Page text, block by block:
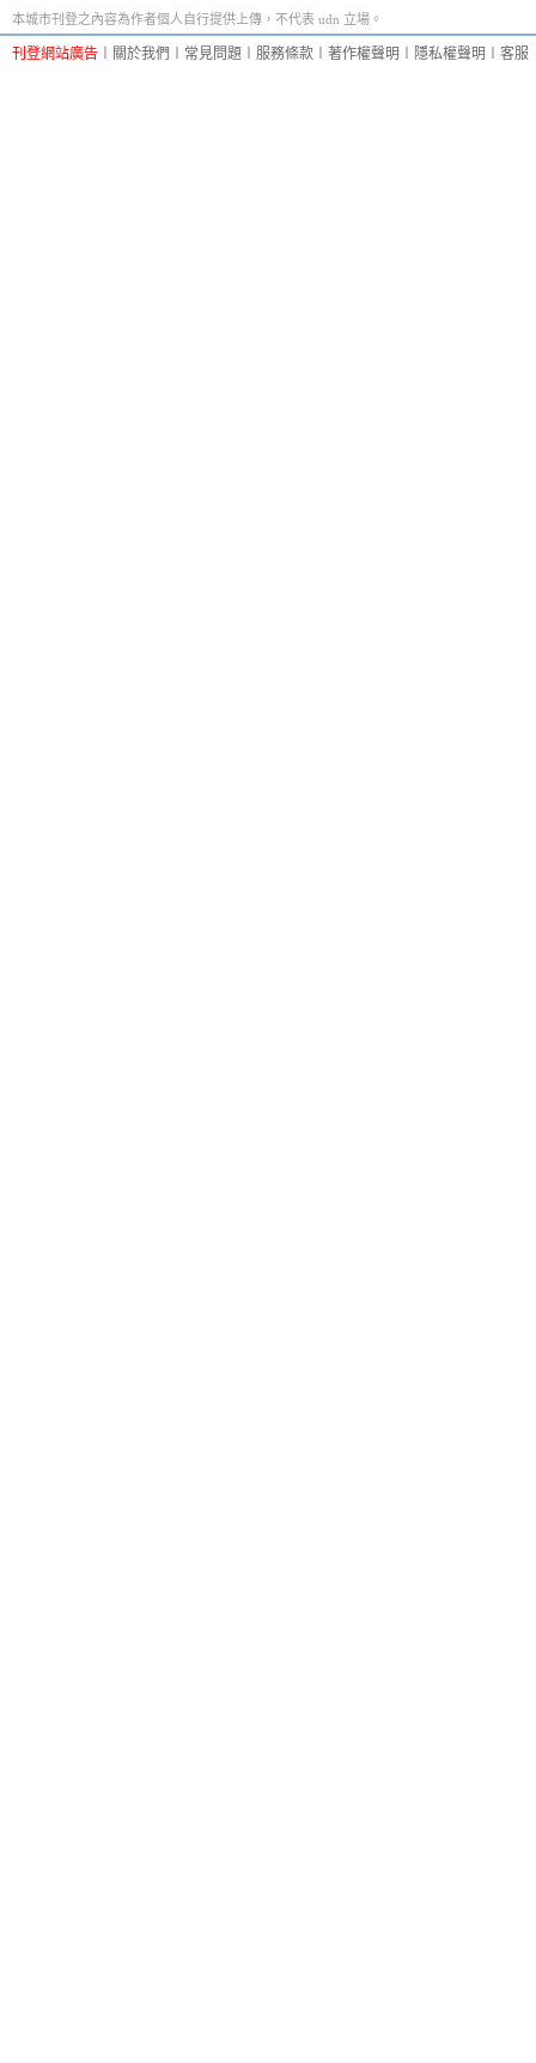
本城市刊登之內容為作者個人自行提供上傳，不代表 udn 立場。
刊登網站廣告 關於我們 常見問題 服務條款 著作權聲明 隱私權聲明 客服